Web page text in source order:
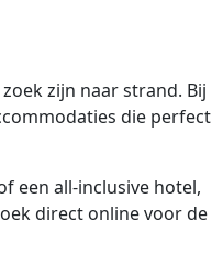
zijn naar strand. Bij
die perfect
een all-inclusive hotel,
direct online voor de